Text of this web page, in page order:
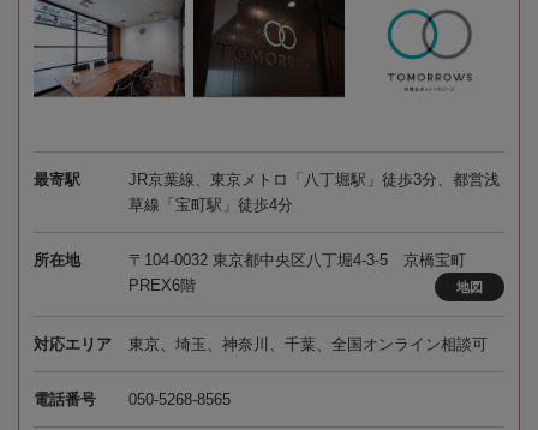
最寄駅
JR京葉線、東京メトロ「八丁堀駅」徒歩3分、都営浅
草線「宝町駅」徒歩4分
所在地
〒104-0032 東京都中央区八丁堀4-3-5 京橋宝町
PREX6階
地図
対応エリア 東京、埼玉、神奈川、千葉、全国オンライン相談可
電話番号 050-5268-8565